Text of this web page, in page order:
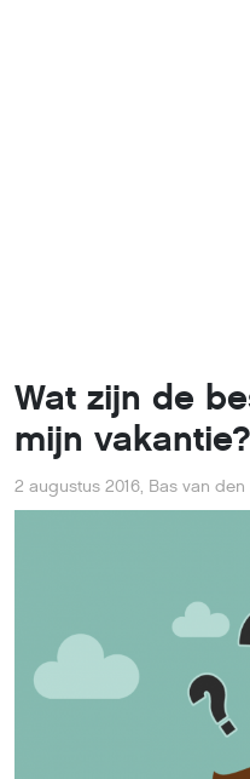
Wat zijn de
mijn vakantie?
2 augustus 2016, Bas van